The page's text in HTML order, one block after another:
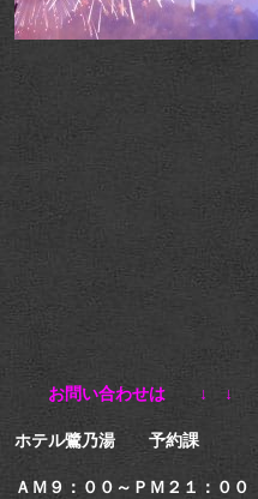
お問い合わせは ↓ ↓
ホテル鷺乃湯 予約課
ＡＭ９：００～ＰＭ２１：００